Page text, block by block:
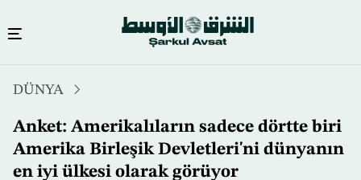
içeriğe
atla
DÜNYA
Anket: Amerikalıların sadece dörtte biri
Amerika Birleşik Devletleri'ni dünyanın
en iyi ülkesi olarak görüyor